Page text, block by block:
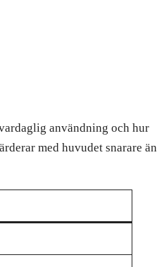
användning och hur
med huvudet snarare än